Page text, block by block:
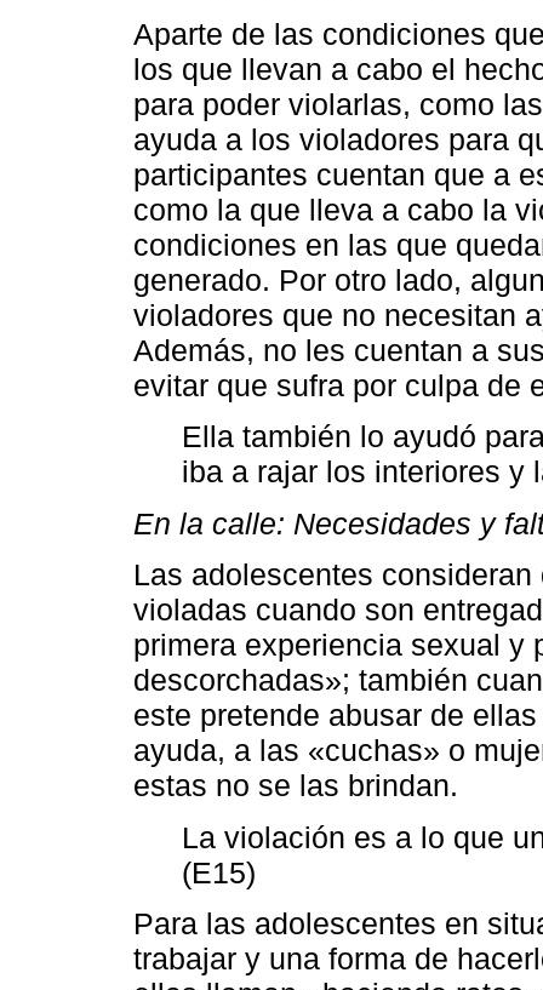
Aparte de las condiciones
los que llevan a cabo el
para poder violarlas, como
ayuda a los violadores para
participantes cuentan que a
como la que lleva a cabo la
condiciones en las que
generado. Por otro lado,
violadores que no necesitan
Además, no les cuentan a
evitar que sufra por culpa de
Ella también lo ayudó
iba a rajar los interiores
En la calle: Necesidades y
Las adolescentes
violadas cuando son
primera experiencia sexual y
descorchadas»; también
este pretende abusar de
ayuda, a las «cuchas» o
estas no se las brindan.
La violación es a lo que
(E15)
Para las adolescentes en
trabajar y una forma de